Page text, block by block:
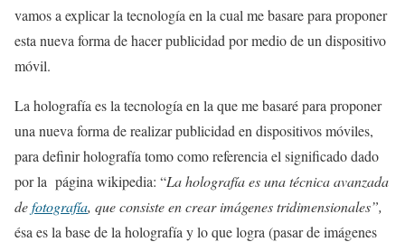
vamos a explicar la tecnología en la cual me basare para proponer
esta nueva forma de hacer publicidad por medio de un dispositivo
móvil.
La holografía es la tecnología en la que me basaré para proponer
una nueva forma de realizar publicidad en dispositivos móviles,
para definir holografía tomo como referencia el significado dado
por la página wikipedia: “La holografía es una técnica avanzada
defotografía, que consiste en crear imágenes tridimensionales”,
ésa es la base de la holografía y lo que logra (pasar de imágenes